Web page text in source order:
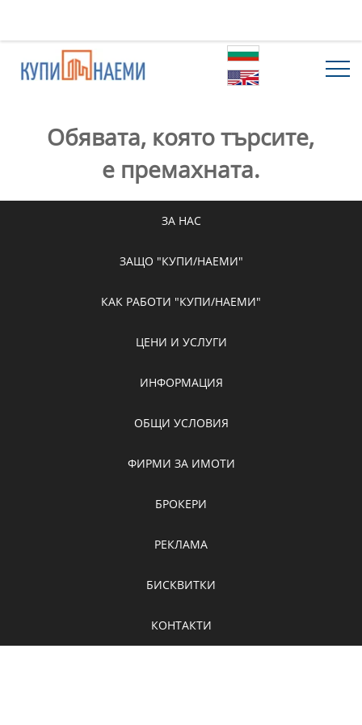
Обявата, която търсите,
е премахната.
ЗА НАС
ЗАЩО "КУПИ/НАЕМИ"
КАК РАБОТИ "КУПИ/НАЕМИ"
ЦЕНИ И УСЛУГИ
ИНФОРМАЦИЯ
ОБЩИ УСЛОВИЯ
ФИРМИ ЗА ИМОТИ
БРОКЕРИ
РЕКЛАМА
БИСКВИТКИ
КОНТАКТИ